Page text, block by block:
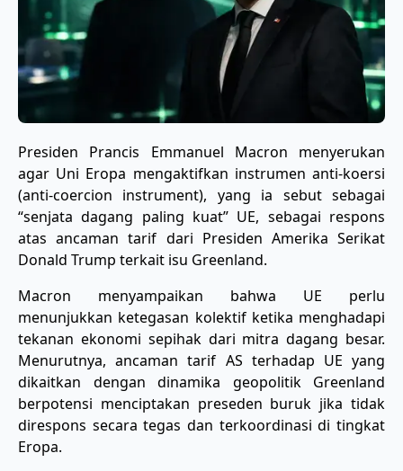
Presiden Prancis Emmanuel Macron menyerukan
agar Uni Eropa mengaktifkan instrumen anti-koersi
(anti-coercion instrument), yang ia sebut sebagai
“senjata dagang paling kuat” UE, sebagai respons
atas ancaman tarif dari Presiden Amerika Serikat
Donald Trump terkait isu Greenland.
Macron menyampaikan bahwa UE perlu
menunjukkan ketegasan kolektif ketika menghadapi
tekanan ekonomi sepihak dari mitra dagang besar.
Menurutnya, ancaman tarif AS terhadap UE yang
dikaitkan dengan dinamika geopolitik Greenland
berpotensi menciptakan preseden buruk jika tidak
direspons secara tegas dan terkoordinasi di tingkat
Eropa.